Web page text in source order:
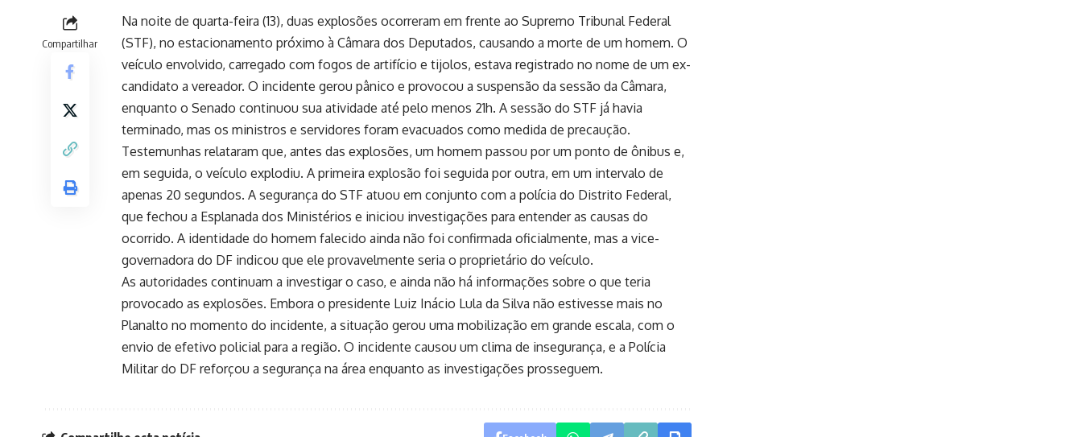
Compartilhar
Na noite de quarta-feira (13), duas explosões ocorreram em frente ao Supremo Tribunal Federal
(STF), no estacionamento próximo à Câmara dos Deputados, causando a morte de um homem. O
veículo envolvido, carregado com fogos de artifício e tijolos, estava registrado no nome de um ex-
candidato a vereador. O incidente gerou pânico e provocou a suspensão da sessão da Câmara,
enquanto o Senado continuou sua atividade até pelo menos 21h. A sessão do STF já havia
terminado, mas os ministros e servidores foram evacuados como medida de precaução.
Testemunhas relataram que, antes das explosões, um homem passou por um ponto de ônibus e,
em seguida, o veículo explodiu. A primeira explosão foi seguida por outra, em um intervalo de
apenas 20 segundos. A segurança do STF atuou em conjunto com a polícia do Distrito Federal,
que fechou a Esplanada dos Ministérios e iniciou investigações para entender as causas do
ocorrido. A identidade do homem falecido ainda não foi confirmada oficialmente, mas a vice-
governadora do DF indicou que ele provavelmente seria o proprietário do veículo.
As autoridades continuam a investigar o caso, e ainda não há informações sobre o que teria
provocado as explosões. Embora o presidente Luiz Inácio Lula da Silva não estivesse mais no
Planalto no momento do incidente, a situação gerou uma mobilização em grande escala, com o
envio de efetivo policial para a região. O incidente causou um clima de insegurança, e a Polícia
Militar do DF reforçou a segurança na área enquanto as investigações prosseguem.